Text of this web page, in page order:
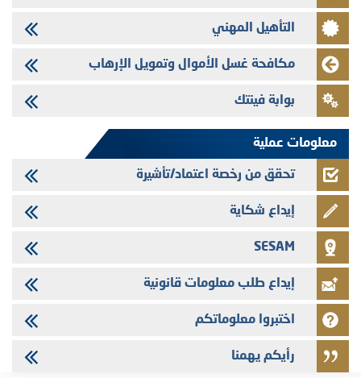
تنشر الهيئة المغربية لسوق الرساميل العدد الرابع عشر من مجلة سوق الرساميل
28/07/2026
Med Paper - تجاوز حد المساهمة 5%
24/07/2026
Saham Leasing - التحيين السنوي لملف المعلومات المتعلق ببرنامج إصدار
التأهيل المهني
مكافحة غسل الأموال وتمويل الإرهاب
بوابة فينتك
معلومات عملية
تحقق من رخصة اعتماد/تأشيرة
إيداع شكاية
SESAM
إيداع طلب معلومات قانونية
اختبروا معلوماتكم
رأيكم يهمنا